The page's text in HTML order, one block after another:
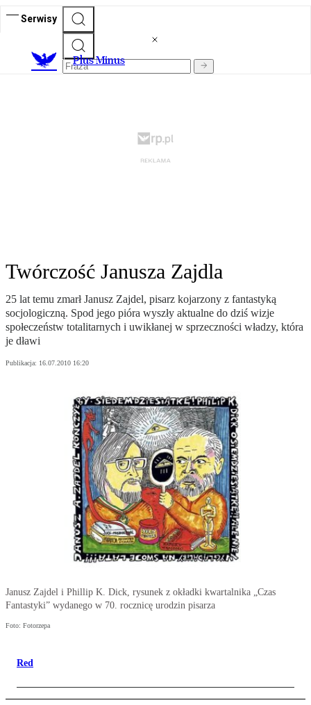
Serwisy
Plus Minus
Twórczość Janusza Zajdla
25 lat temu zmarł Janusz Zajdel, pisarz kojarzony z fantastyką
socjologiczną. Spod jego pióra wyszły aktualne do dziś wizje
społeczeństw totalitarnych i uwikłanej w sprzeczności władzy, która
je dławi
Publikacja: 16.07.2010 16:20
Janusz Zajdel i Phillip K. Dick, rysunek z okładki kwartalnika „Czas
Fantastyki” wydanego w 70. rocznicę urodzin pisarza
Foto: Fotorzepa
Red